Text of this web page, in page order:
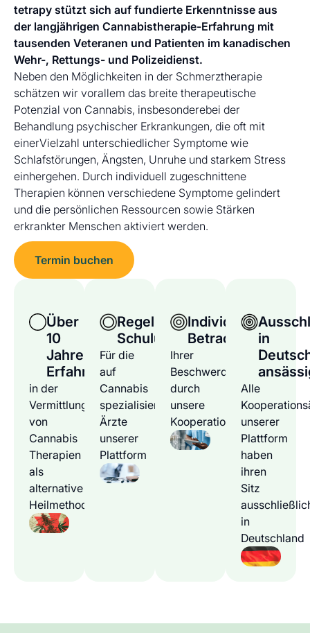
tetrapy stützt sich auf fundierte Erkenntnisse aus
der langjährigen Cannabistherapie-Erfahrung mit
tausenden Veteranen und Patienten im kanadischen
Wehr-, Rettungs- und Polizeidienst.
Neben den Möglichkeiten in der Schmerztherapie
schätzen wir vorallem das breite therapeutische
Potenzial von Cannabis, insbesonderebei der
Behandlung psychischer Erkrankungen, die oft mit
einerVielzahl unterschiedlicher Symptome wie
Schlafstörungen, Ängsten, Unruhe und starkem Stress
einhergehen. Durch individuell zugeschnittene
Therapien können verschiedene Symptome gelindert
und die persönlichen Ressourcen sowie Stärken
erkrankter Menschen aktiviert werden.
Termin buchen
Über
10
Jahre
Erfahrung
in der
Vermittlung
von
Cannabis
Therapien
als
alternative
Heilmethode
Regelmäßige
Schulungen
Für die
auf
Cannabis
spezialisierten
Ärzte
unserer
Plattform
Individuelle
Betrachtung
Ihrer
Beschwerden
durch
unsere
Kooperationsärzte
in
Alle
unserer
Plattform
haben
ihren
Sitz
in
Deutschland